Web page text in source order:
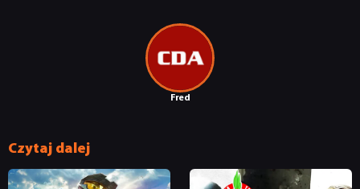
JUŻ GRALIŚMY
SKLEP Fred
Czytaj dalej